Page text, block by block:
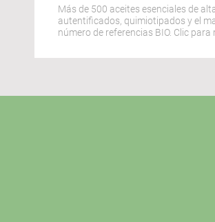
Más de 500 aceites esenciales de
autentificados, quimiotipados y el
número de referencias BIO. Clic para